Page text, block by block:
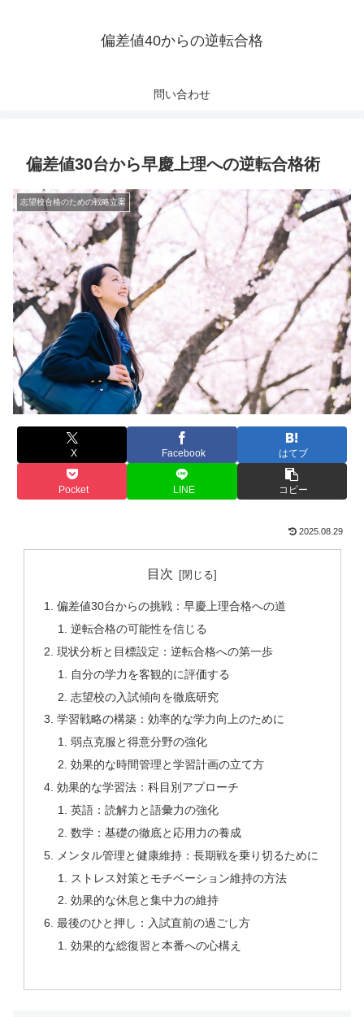
偏差値40からの逆転合格
問い合わせ
偏差値30台から早慶上理への逆転合格術
志望校合格のための戦略立案
X Facebook はてブ
Pocket LINE コピー
2025.08.29
目次
偏差値30台からの挑戦：早慶上理合格への道
逆転合格の可能性を信じる
現状分析と目標設定：逆転合格への第一歩
自分の学力を客観的に評価する
志望校の入試傾向を徹底研究
学習戦略の構築：効率的な学力向上のために
弱点克服と得意分野の強化
効果的な時間管理と学習計画の立て方
効果的な学習法：科目別アプローチ
英語：読解力と語彙力の強化
数学：基礎の徹底と応用力の養成
メンタル管理と健康維持：長期戦を乗り切るために
ストレス対策とモチベーション維持の方法
効果的な休息と集中力の維持
最後のひと押し：入試直前の過ごし方
効果的な総復習と本番への心構え